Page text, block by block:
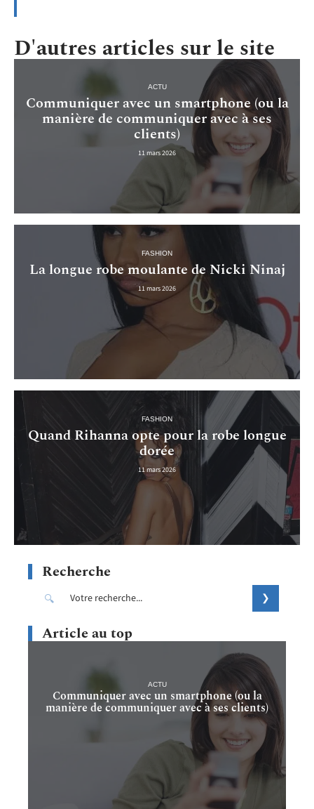
D'autres articles sur le site
ACTU
Communiquer avec un smartphone (ou la
manière de communiquer avec à ses
clients)
11 mars 2026
FASHION
La longue robe moulante de Nicki Ninaj
11 mars 2026
FASHION
Quand Rihanna opte pour la robe longue
dorée
11 mars 2026
Recherche
Article au top
ACTU
Communiquer avec un smartphone (ou la
manière de communiquer avec à ses clients)